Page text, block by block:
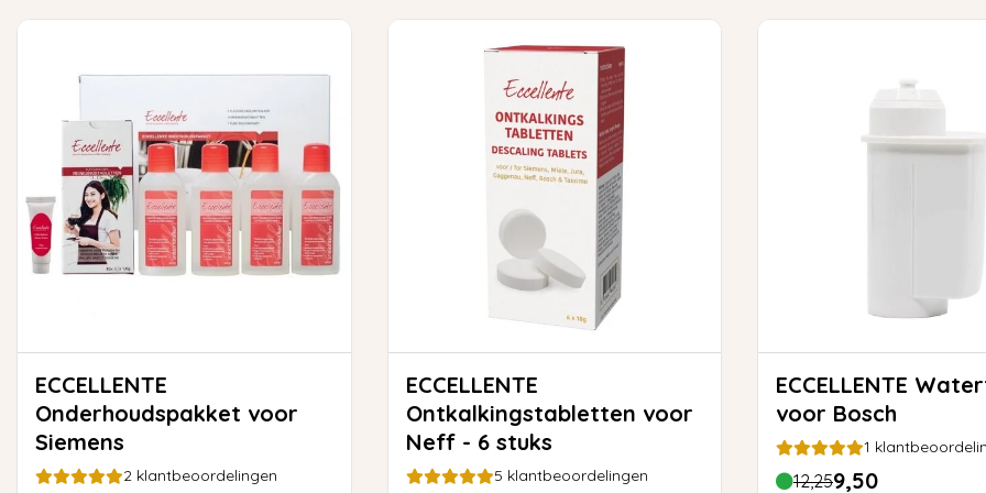
ECCELLENTE
Onderhoudspakket voor
Siemens
2 klantbeoordelingen
ECCELLENTE
Ontkalkingstabletten voor
Neff - 6 stuks
5 klantbeoordelingen
ECCELLENTE Waterfilter
voor Bosch
1
12,259,50